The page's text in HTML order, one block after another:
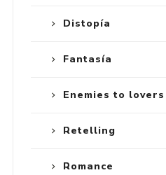
Distopía
Fantasía
Enemies to lovers
Retelling
Romance